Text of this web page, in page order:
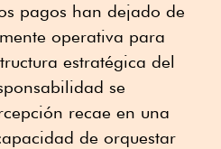
pagos han dejado de
operativa para
estratégica del
se
recae en una
de orquestar